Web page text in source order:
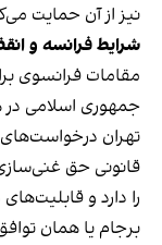
نیز از آن حمایت
شرایط فرانسه و
مقامات فرانسوی
جمهوری اسلامی در
تهران
قانونی حق
را دارد و